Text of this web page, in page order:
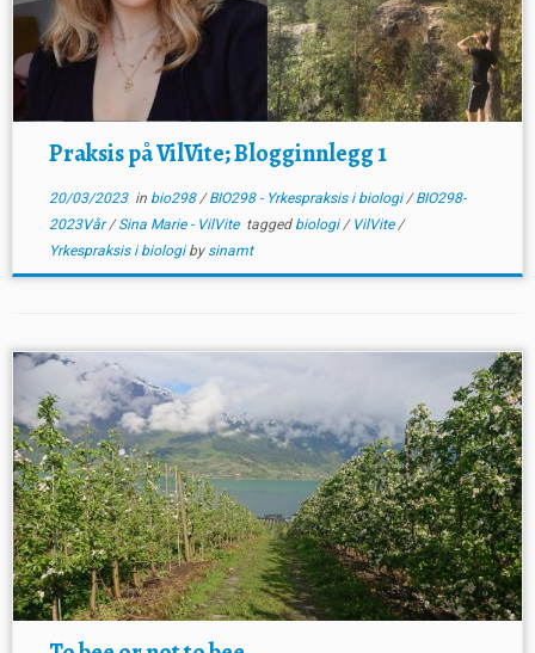
Praksis på VilVite; Blogginnlegg 1
20/03/2023in bio298/BIO298 - Yrkespraksis i biologi/BIO298-
2023Vår/Sina Marie - VilVite tagged biologi/ VilVite/
Yrkespraksis i biologi by sinamt